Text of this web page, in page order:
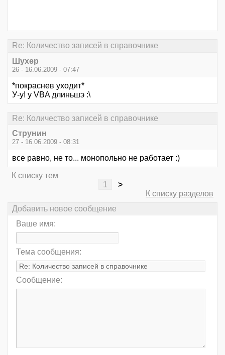
Re: Количество записей в справочнике
Шухер
26 - 16.06.2009 - 07:47
*покраснев уходит*
У-у! у VBA длиньшэ :\
Re: Количество записей в справочнике
Струнин
27 - 16.06.2009 - 08:31
все равно, не то... монопольно не работает :)
К списку тем
1
>
К списку разделов
Добавить новое сообщение
Ваше имя:
Тема сообщения:
Сообщение: